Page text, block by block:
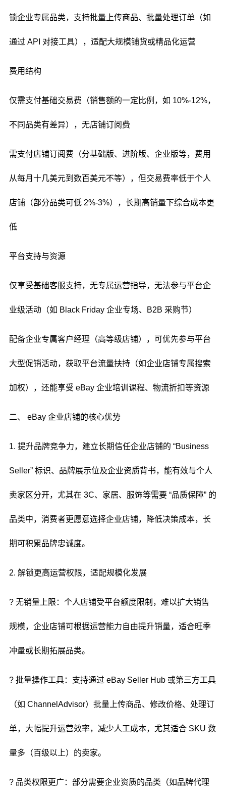
锁企业专属品类，支持批量上传商品、批量处理订单（如
通过 API 对接工具），适配大规模铺货或精品化运营
费用结构
仅需支付基础交易费（销售额的一定比例，如 10%-12%，
不同品类有差异），无店铺订阅费
需支付店铺订阅费（分基础版、进阶版、企业版等，费用
从每月十几美元到数百美元不等），但交易费率低于个人
店铺（部分品类可低 2%-3%），长期高销量下综合成本更
低
平台支持与资源
仅享受基础客服支持，无专属运营指导，无法参与平台企
业级活动（如 Black Friday 企业专场、B2B 采购节）
配备企业专属客户经理（高等级店铺），可优先参与平台
大型促销活动，获取平台流量扶持（如企业店铺专属搜索
加权），还能享受 eBay 企业培训课程、物流折扣等资源
二、 eBay 企业店铺的核心优势
1. 提升品牌竞争力，建立长期信任企业店铺的 “Business
Seller” 标识、品牌展示位及企业资质背书，能有效与个人
卖家区分开，尤其在 3C、家居、服饰等需要 “品质保障” 的
品类中，消费者更愿意选择企业店铺，降低决策成本，长
期可积累品牌忠诚度。
2. 解锁更高运营权限，适配规模化发展
? 无销量上限：个人店铺受平台额度限制，难以扩大销售
规模，企业店铺可根据运营能力自由提升销量，适合旺季
冲量或长期拓展品类。
? 批量操作工具：支持通过 eBay Seller Hub 或第三方工具
（如 ChannelAdvisor）批量上传商品、修改价格、处理订
单，大幅提升运营效率，减少人工成本，尤其适合 SKU 数
量多（百级以上）的卖家。
? 品类权限更广：部分需要企业资质的品类（如品牌代理